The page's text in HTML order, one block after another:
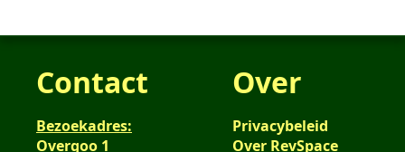
Contact
Bezoekadres:
Overgoo 1
Over
Privacybeleid
Over RevSpace